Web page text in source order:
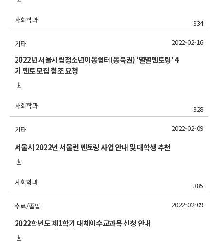
사회학과 334
기타
2022년 서울시립청소년이동쉼터(동북권) '별별멘토링' 4
기 멘토 모집 협조 요청
사회학과 328
2022-02-16
기타
서울시 2022년 서울런 멘토링 사업 안내 및 대학생 추천
사회학과 385
2022-02-09
수료/졸업
2022학년도 제1학기 대체이수교과목 신청 안내
2022-02-09